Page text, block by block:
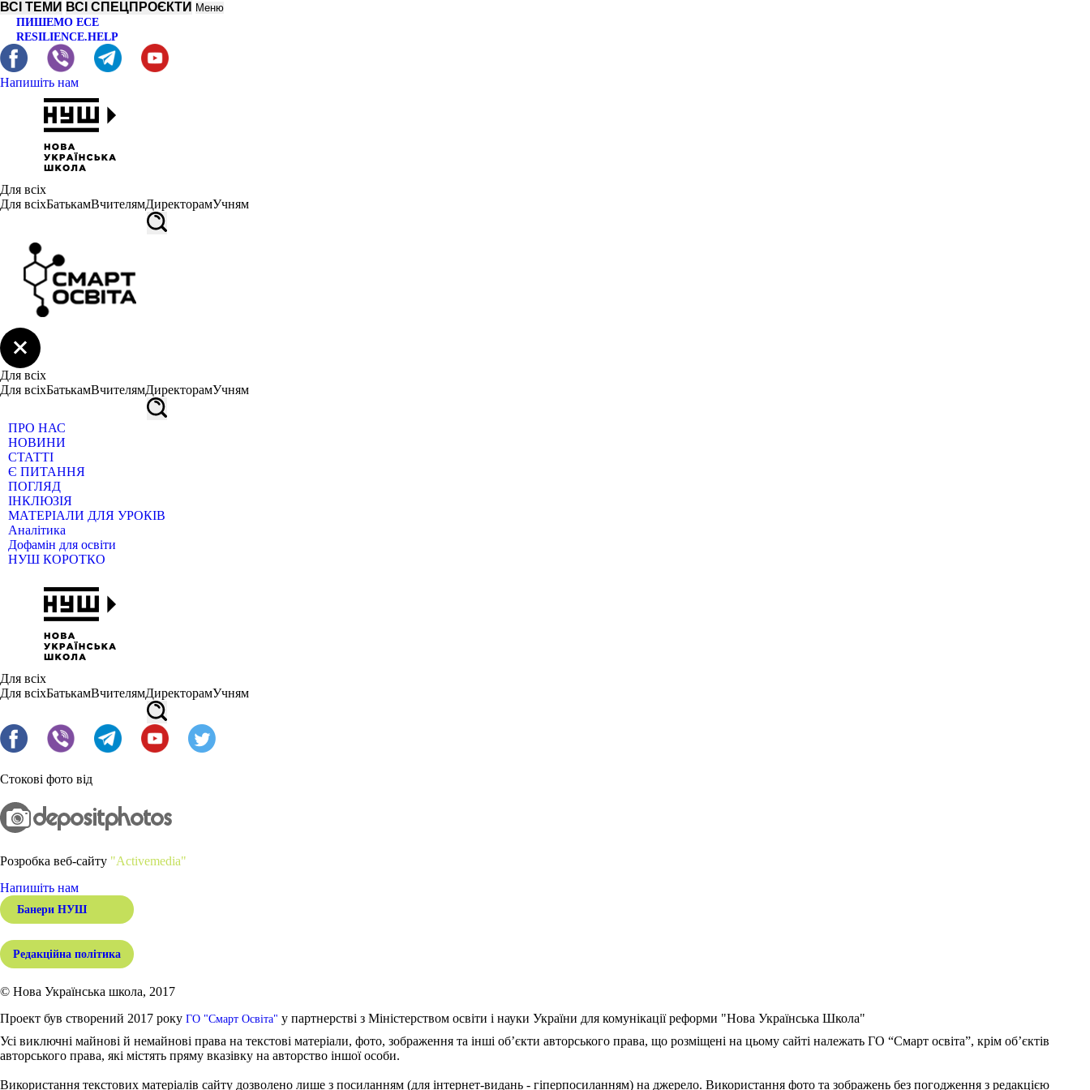
ВСІ ТЕМИ ВСІ СПЕЦПРОЄКТИ Меню
ПИШЕМО ЕСЕ
RESILIENCE.HELP
Напишіть нам
Для всіх
Для всіхБатькамВчителямДиректорамУчням
Для всіх
Для всіхБатькамВчителямДиректорамУчням
ПРО НАС
НОВИНИ
СТАТТІ
Є ПИТАННЯ
ПОГЛЯД
ІНКЛЮЗІЯ
МАТЕРІАЛИ ДЛЯ УРОКІВ
Аналітика
Дофамін для освіти
НУШ КОРОТКО
Для всіх
Для всіхБатькамВчителямДиректорамУчням
Стокові фото від
Розробка веб-сайту "Activemedia"
Напишіть нам
Банери НУШ
Редакційна політика
© Нова Українська школа, 2017
Проект був створений 2017 року ГО "Смарт Освіта" у партнерстві з Міністерством освіти і науки України для комунікації реформи "Нова Українська Школа"
Усі виключні майнові й немайнові права на текстові матеріали, фото, зображення та інші об’єкти авторського права, що розміщені на цьому сайті належать ГО “Смарт освіта”, крім об’єктів
авторського права, які містять пряму вказівку на авторство іншої особи.
Використання текстових матеріалів сайту дозволено лише з посиланням (для інтернет-видань - гіперпосиланням) на джерело. Використання фото та зображень без погодження з редакцією